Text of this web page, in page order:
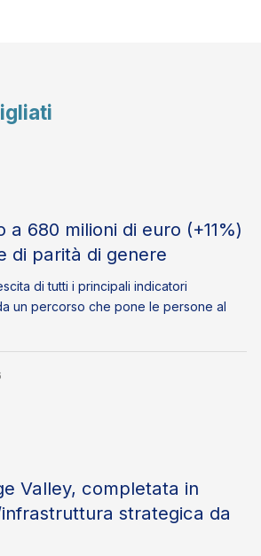
a 680 milioni di euro (+11%)
di parità di genere
di tutti i principali indicatori
un percorso che pone le persone al
Valley, completata in
strategica da